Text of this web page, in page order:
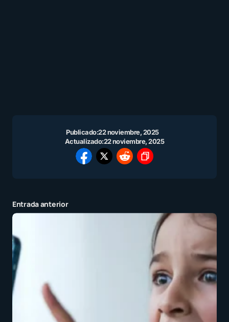
Publicado:22 noviembre, 2025
Actualizado:22 noviembre, 2025
Entrada anterior